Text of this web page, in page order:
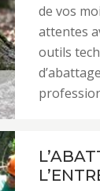
de vos
attentes
outils